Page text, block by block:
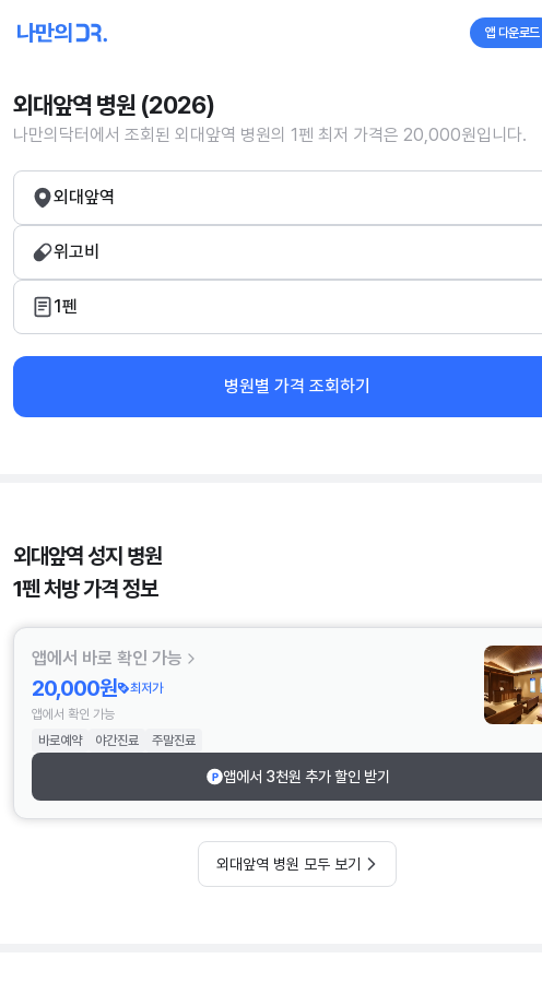
앱 다운로드
외대앞역 병원 (2026)
나만의닥터에서 조회된 외대앞역 병원의 1펜 최저 가격은 20,000원입니다.
외대앞역
위고비
1펜
병원별 가격 조회하기
외대앞역 성지 병원
1펜 처방 가격 정보
앱에서 바로 확인 가능
20,000원
최저가
앱에서 확인 가능
바로예약
야간진료 주말진료
앱에서 3천원 추가 할인 받기
외대앞역 병원 모두 보기